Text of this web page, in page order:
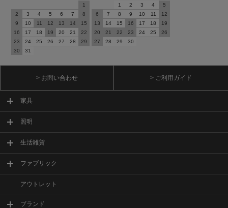
1
2
3 4 5 6 7
8
9
10 11 12 13 14
15
16
17 18 19 20 21
22
23
24 25 26 27 28
29
30
31
1
2 3 4
5
6
7 8 9 10 11
12
13
14 15 16 17 18
19
20
21 22 23 24 25
26
27
28 29 30
> お問い合わせ > ご利用ガイド
家具
照明
生活雑貨
ファブリック
アウトレット
ブランド